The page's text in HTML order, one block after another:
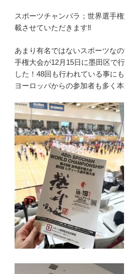
スポーツチャンバラ；世界選手
載させていただきます‼
あまり有名ではないスポーツな
手権大会が12月15日に墨田区で
した！48回も行われている事に
ヨーロッパからの参加者も多く本